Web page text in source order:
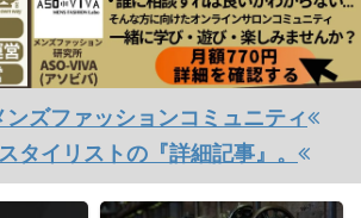
ズファッションコミュニティ
タイリストの『詳細記事』。